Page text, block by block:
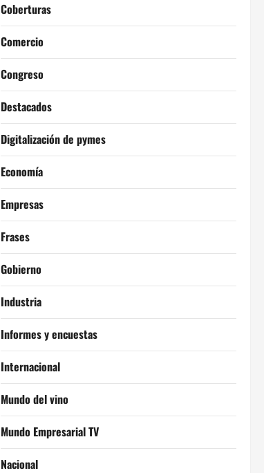
Coberturas
Comercio
Congreso
Destacados
Digitalización de pymes
Economía
Empresas
Frases
Gobierno
Industria
Informes y encuestas
Internacional
Mundo del vino
Mundo Empresarial TV
Nacional